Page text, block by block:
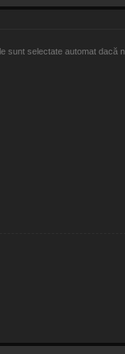
sunt selectate automat dacă